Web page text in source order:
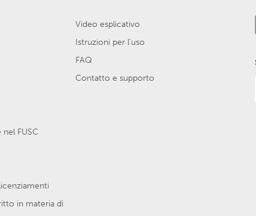
FUSC
in materia di
Video esplicativo
Istruzioni per l'uso
FAQ
Contatto e supporto